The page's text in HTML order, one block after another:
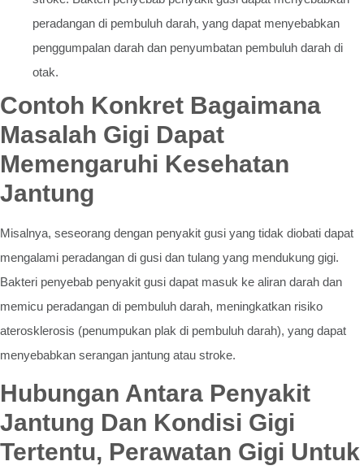
peradangan di pembuluh darah, yang dapat menyebabkan
penggumpalan darah dan penyumbatan pembuluh darah di
otak.
Contoh Konkret Bagaimana
Masalah Gigi Dapat
Memengaruhi Kesehatan
Jantung
Misalnya, seseorang dengan penyakit gusi yang tidak diobati dapat
mengalami peradangan di gusi dan tulang yang mendukung gigi.
Bakteri penyebab penyakit gusi dapat masuk ke aliran darah dan
memicu peradangan di pembuluh darah, meningkatkan risiko
aterosklerosis (penumpukan plak di pembuluh darah), yang dapat
menyebabkan serangan jantung atau stroke.
Hubungan Antara Penyakit
Jantung Dan Kondisi Gigi
Tertentu, Perawatan Gigi Untuk